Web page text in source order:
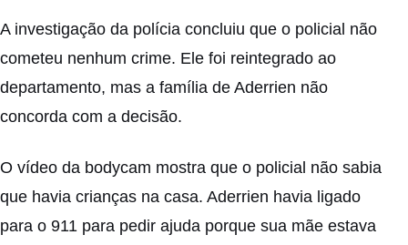
A investigação da polícia concluiu que o policial não
cometeu nenhum crime. Ele foi reintegrado ao
departamento, mas a família de Aderrien não
concorda com a decisão.
O vídeo da bodycam mostra que o policial não sabia
que havia crianças na casa. Aderrien havia ligado
para o 911 para pedir ajuda porque sua mãe estava